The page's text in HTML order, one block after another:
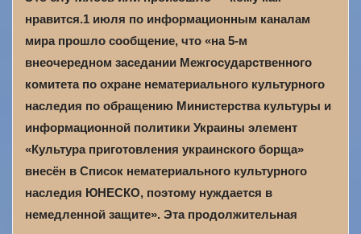
нравится.1 июля по информационным каналам
мира прошло сообщение, что «на 5-м
внеочередном заседании Межгосударственного
комитета по охране нематериального культурного
наследия по обращению Министерства культуры и
информационной политики Украины элемент
«Культура приготовления украинского борща»
внесён в Список нематериального культурного
наследия ЮНЕСКО, поэтому нуждается в
немедленной защите». Эта продолжительная